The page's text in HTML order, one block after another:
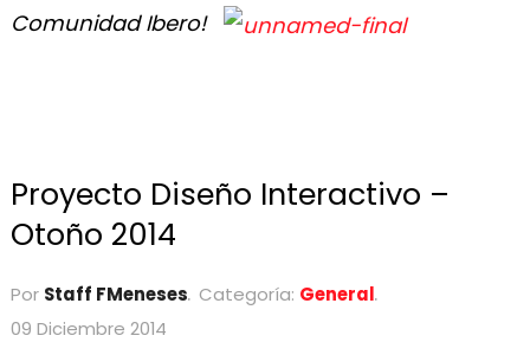
Comunidad Ibero!
Proyecto Diseño Interactivo –
Otoño 2014
Por Staff FMeneses Categoría: General
09 Diciembre 2014